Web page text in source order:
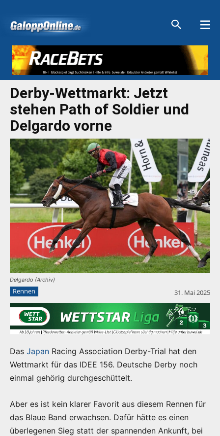
Derby-Wettmarkt: Jetzt
stehen Path of Soldier und
Delgardo vorne
Delgardo (Archiv)
Rennen 31. Mai 2025
Das Japan Racing Association Derby-Trial hat den
Wettmarkt für das IDEE 156. Deutsche Derby noch
einmal gehörig durchgeschüttelt.
Aber es ist kein klarer Favorit aus diesem Rennen für
das Blaue Band erwachsen. Dafür hätte es einen
überlegenen Sieg statt der spannenden Ankunft, bei